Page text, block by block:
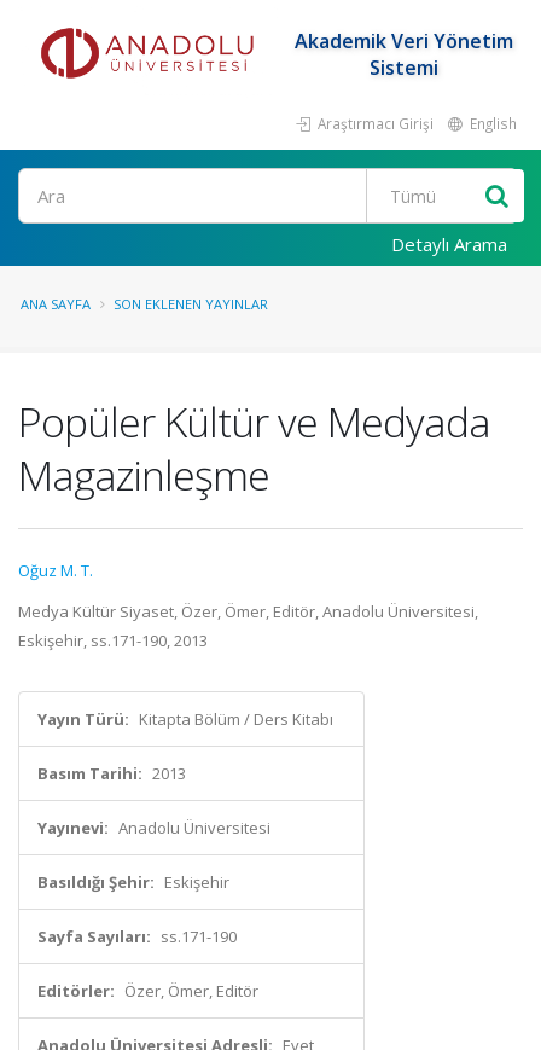
Akademik Veri Yönetim
Sistemi
Araştırmacı Girişi English
Ara
Detaylı Arama
ANA SAYFA SON EKLENEN YAYINLAR
Popüler Kültür ve Medyada
Magazinleşme
Oğuz M. T.
Medya Kültür Siyaset, Özer, Ömer, Editör, Anadolu Üniversitesi,
Eskişehir, ss.171-190, 2013
Yayın Türü: Kitapta Bölüm / Ders Kitabı
Basım Tarihi: 2013
Yayınevi: Anadolu Üniversitesi
Basıldığı Şehir: Eskişehir
Sayfa Sayıları: ss.171-190
Editörler: Özer, Ömer, Editör
Anadolu Üniversitesi Adresli: Evet